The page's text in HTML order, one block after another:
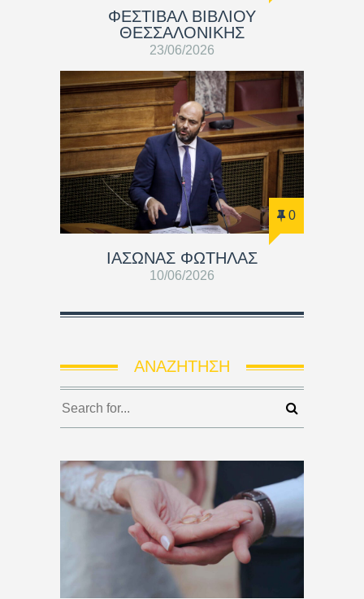
ΦΕΣΤΙΒΑΛ ΒΙΒΛΙΟΥ
ΘΕΣΣΑΛΟΝΙΚΗΣ
23/06/2026
0
ΙΑΣΩΝΑΣ ΦΩΤΗΛΑΣ
10/06/2026
ΑΝΑΖΉΤΗΣΗ